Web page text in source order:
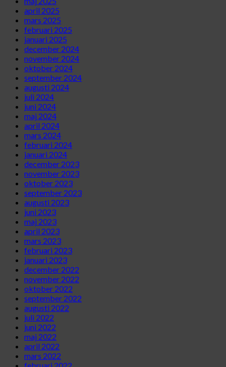
april 2025
mars 2025
februari 2025
januari 2025
december 2024
november 2024
oktober 2024
september 2024
augusti 2024
juli 2024
juni 2024
maj 2024
april 2024
mars 2024
februari 2024
januari 2024
december 2023
november 2023
oktober 2023
september 2023
augusti 2023
juni 2023
maj 2023
april 2023
mars 2023
februari 2023
januari 2023
december 2022
november 2022
oktober 2022
september 2022
augusti 2022
juli 2022
juni 2022
maj 2022
april 2022
mars 2022